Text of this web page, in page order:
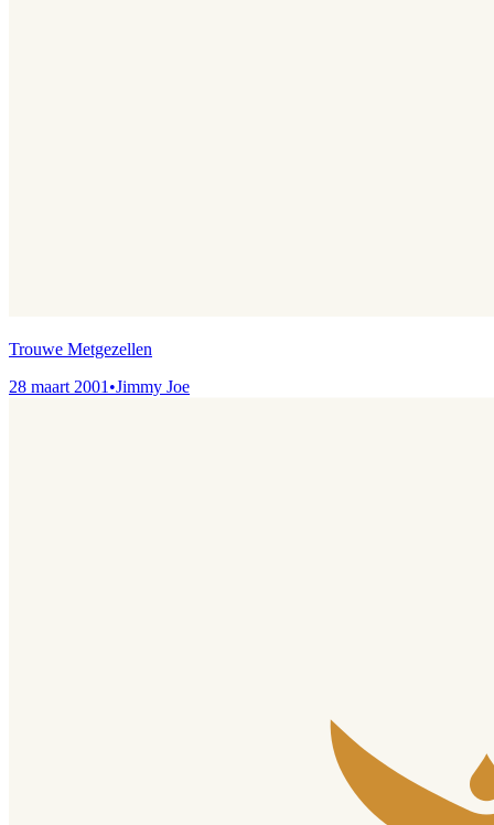
Trouwe Metgezellen
28 maart 2001 •Jimmy Joe